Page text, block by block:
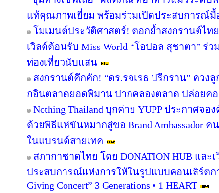
แท้คุณภาพเยี่ยม พร้อมร่วมเปิดประสบการณ์มื้
โมเมนต์ประวัติศาสตร์! ตอกย้ำสงกรานต์ไ
เวิลด์ต้อนรับ Miss World “โอปอล สุชาตา” ร่
ท่องเที่ยวนับแสน
สงกรานต์คึกคัก! “ดร.รจเรธ ปรีกราน” ควง
กอินตลาดยอดพิมาน ปากคลองตลาด ปล่อยค
Nothing Thailand บุกค่าย YUPP ประกาศจอ
ด้วยพิธีแห่ขันหมากสู่ขอ Brand Ambassador
ในแบรนด์สายเทค
สภากาชาดไทย โดย DONATION HUB และ
ประสบการณ์แห่งการให้ในรูปแบบคอนเสิร์ตก
Giving Concert” 3 Generations • 1 HEART